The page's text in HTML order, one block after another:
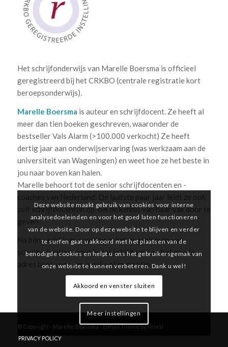
Het schrijfonderwijs van Marelle Boersma is officieel
geregistreerd bij het CRKBO (centrale registratie kort
beroepsonderwijs).
Marelle Boersma is auteur en schrijfdocent. Ze heeft al
meer dan tien boeken geschreven, waaronder de
bestseller Vals Alarm (>100.000 verkocht) Ze heeft
dertig jaar aan onderwijservaring (was werkzaam aan de
universiteit van Wageningen) en weet hoe ze het beste in
jou naar boven kan halen.
Marelle behoort tot de senior schrijfdocenten en -
zelf schrijfdocenten op, om de kennis van haar vak door te
geven.
Na bijna acht jaar ervaring in het organiseren van
schrijfvakanties, weet je dat je bij haar aan het goede
adres bent voor een week vol inspiratie.
© Copyright - Marelle Boersma-Enfold Theme by Kriesi
PRIVACY POLICY
Deze website maakt gebruik van cookies voor interne
analysedoeleinden en voor het goed laten functioneren
van de website. Door op deze website te blijven en verder
te surfen gaat u akkoord met het plaatsen van de
benodigde cookies en helpt u ons het gebruikersgemak van
onze website te kunnen verbeteren. Dank u wel!
Akkoord en venster sluiten
Meer instellingen